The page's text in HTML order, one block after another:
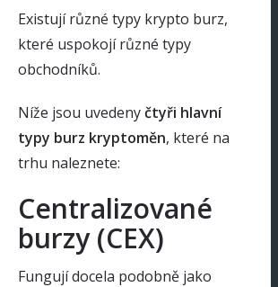
Existují různé typy krypto burz,
které uspokojí různé typy
obchodníků.
Níže jsou uvedenyčtyři hlavní
typy burz kryptoměn, které na
trhu naleznete:
Centralizované
burzy (CEX)
Fungují docela podobně jako